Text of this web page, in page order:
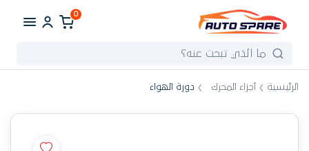
0
الرئيسية أجزاء المحرك دورة الهواء